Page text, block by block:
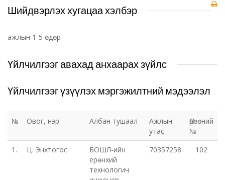
Шийдвэрлэх хугацаа хэлбэр
ажлын 1-5 өдөр
Үйлчилгээг авахад анхаарах зүйлс
Үйлчилгээг үзүүлэх мэргэжилтний мэдээлэл
№ Овог, нэр Албан тушаал
Ажлын
утас
Өрөөний
№
1.
Ц. Энхтогос
БОШЛ-ийн
ерөнхий
технологич
70357258 102